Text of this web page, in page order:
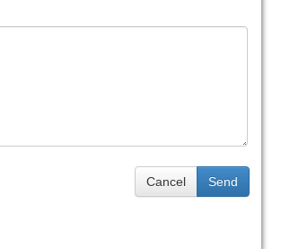
Cancel Send